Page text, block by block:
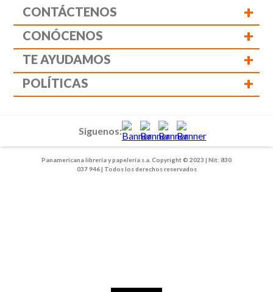
CONTÁCTENOS +
CONÓCENOS +
TE AYUDAMOS +
POLÍTICAS +
Panamericana librería y papelería s.a. Copyright © 2023 | Nit: 830
037 946 | Todos los derechos reservados
Siguenos: